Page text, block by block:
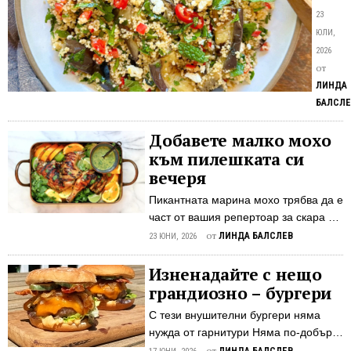
от
6
тази
свежа
обща
в
двора.
от
23
ЮЛИ,
2026
от
ЛИНДА
Добавете малко мохо
към пилешката си
вечеря
Пикантната марина мохо трябва да е
част от вашия репертоар за скара –
такава, която служи едновременно
сос „Мохо“ е испанската дума за
„сос“ и произходът му води началото
си от Канарските острови, откъдето
се разпространява в Куба, Пуерто
Рико и из целия Карибски регион.
23 ЮНИ, 2026 от ЛИНДА БАЛСЛЕВ
Изненадайте с нещо
грандиозно – бургери
С тези внушителни бургери няма
нужда от гарнитури Няма по-добър